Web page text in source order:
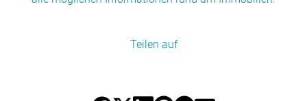
Teilen auf